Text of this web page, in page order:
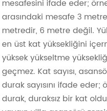
mesafesini ifade eder;
arasındaki mesafe 3
metredir, 6 metre değil.
en üst kat yüksekliğini
yüksek yükseltme
geçmez. Kat sayısı,
durak sayısını ifade
durak, duraksız bir kat